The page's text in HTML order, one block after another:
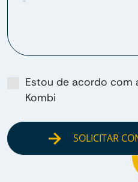
Estou de acordo com
Kombi
SOLICITAR